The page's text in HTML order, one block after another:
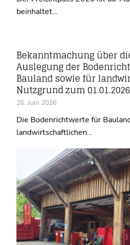
beinhaltet…
Bekanntmachung über
Auslegung der
Bauland sowie für
Nutzgrund zum 01.01.2026
26. Juni 2026
Die Bodenrichtwerte für
landwirtschaftlichen…